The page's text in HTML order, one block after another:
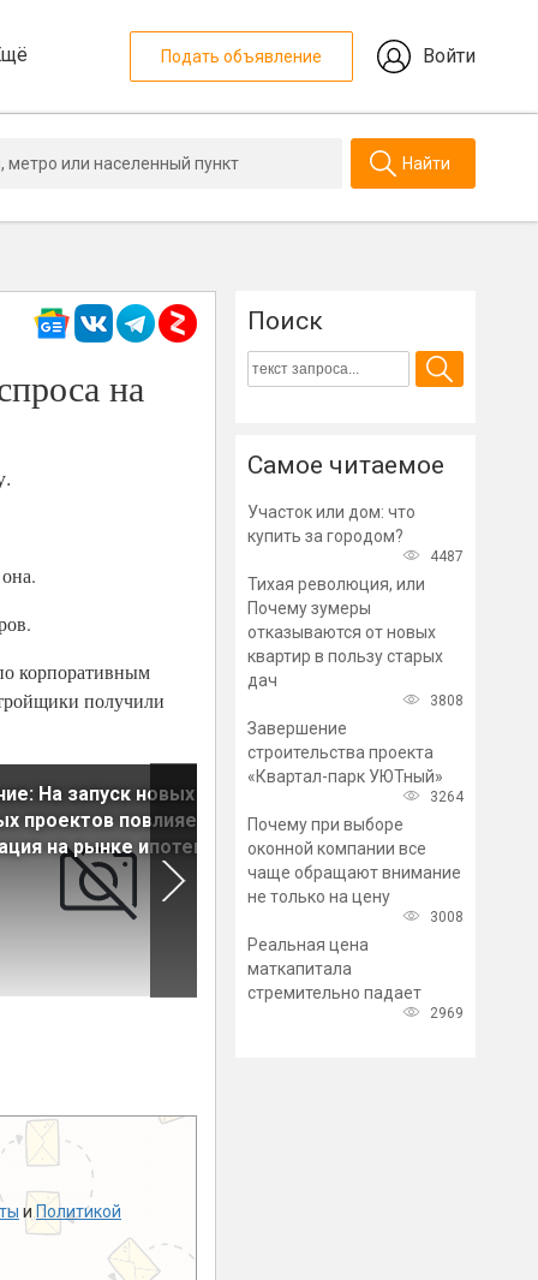
Подать объявление Войти
Найти
на
корпоративным
получили
На запуск новых
проектов повлияет
на рынке ипотеки
В Центробанке призвали не
ждать снижения цен на
первичке, пока действует
льготная ипотека
и Политикой
Поиск
Самое читаемое
Участок или дом: что
купить за городом?
4487
Тихая революция, или
Почему зумеры
отказываются от новых
квартир в пользу старых
дач
3808
Завершение
строительства проекта
«Квартал-парк УЮТный»
3264
Почему при выборе
оконной компании все
чаще обращают внимание
не только на цену
3008
Реальная цена
маткапитала
стремительно падает
2969